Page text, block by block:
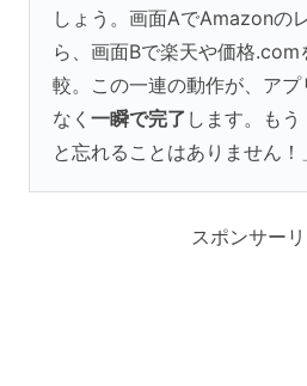
しょう。画面AでAmazonの
ら、画面Bで楽天や価格
較。この一連の動作が、アプ
なく一瞬で完了 します。もう
と忘れることはありません！
スポンサー